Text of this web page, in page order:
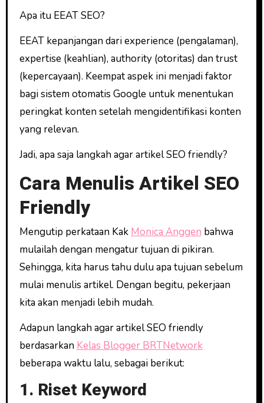
Apa itu EEAT SEO?
EEAT kepanjangan dari experience (pengalaman),
expertise (keahlian), authority (otoritas) dan trust
(kepercayaan). Keempat aspek ini menjadi faktor
bagi sistem otomatis Google untuk menentukan
peringkat konten setelah mengidentifikasi konten
yang relevan.
Jadi, apa saja langkah agar artikel SEO friendly?
Cara Menulis Artikel SEO
Friendly
Mengutip perkataan Kak Monica Anggen bahwa
mulailah dengan mengatur tujuan di pikiran.
Sehingga, kita harus tahu dulu apa tujuan sebelum
mulai menulis artikel. Dengan begitu, pekerjaan
kita akan menjadi lebih mudah.
Adapun langkah agar artikel SEO friendly
berdasarkan Kelas Blogger BRTNetwork
beberapa waktu lalu, sebagai berikut:
1. Riset Keyword